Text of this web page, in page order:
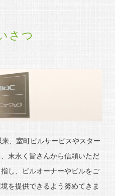
さつ
、室町ビルサービスやスター
末永く皆さんから信頼いただ
し、ビルオーナーやビルをご
を提供できるよう努めてきま